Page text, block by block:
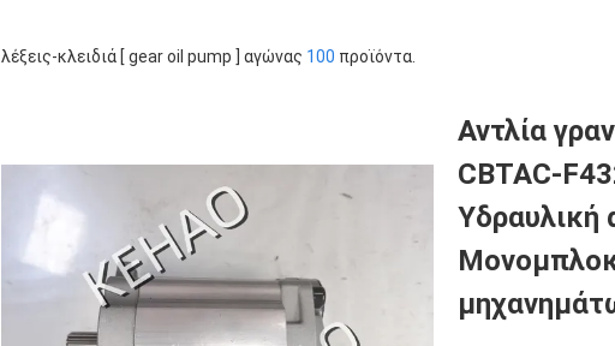
λέξεις-κλειδιά [ gear oil pump ] αγώνας 100 προϊόντα.
Αντλία
CBTAC-
Υδραυλική